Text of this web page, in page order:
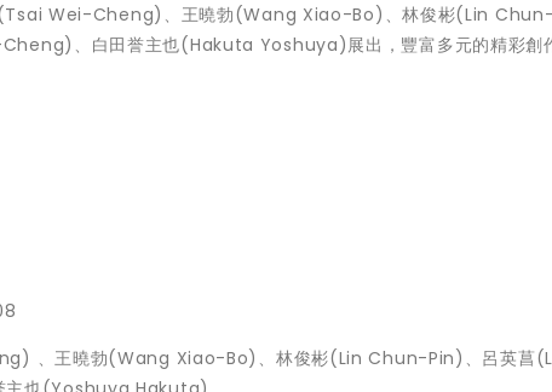
(Tsai Wei-Cheng)、王曉勃(Wang Xiao-Bo)、林俊彬(Lin Chun-
、白田誉主也(Hakuta Yoshuya)展出，豐富多元的精彩創
、王曉勃(Wang Xiao-Bo)、林俊彬(Lin Chun-Pin)、呂英菖